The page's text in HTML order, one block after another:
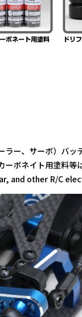
ー、サーボ）バ
ボネイト用塗料等
and other R/C